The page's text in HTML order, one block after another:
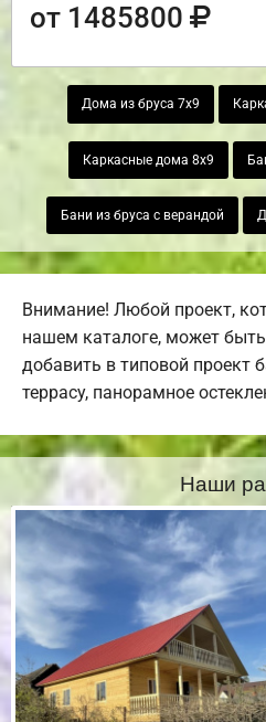
от 1485800
Дома из бруса 7х9
Каркасные дома 8х9
Бани из бруса с верандой
Внимание! Любой проект,
нашем каталоге, может
добавить в типовой проект
террасу, панорамное
Наши